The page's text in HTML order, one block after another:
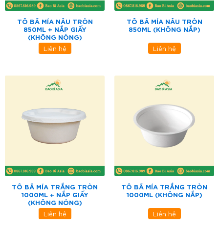
TÔ BÃ MÍA NÂU TRÒN
850ML + NẮP GIẤY
(KHÔNG NÓNG)
Liên hệ
TÔ BÃ MÍA NÂU TRÒN
850ML (KHÔNG NẮP)
Liên hệ
TÔ BÃ MÍA TRẮNG TRÒN
1000ML + NẮP GIẤY
(KHÔNG NÓNG)
Liên hệ
TÔ BÃ MÍA TRẮNG TRÒN
1000ML (KHÔNG NẮP)
Liên hệ